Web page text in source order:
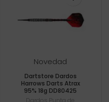
Novedad
Dartstore Dardos
Harrows Darts Atrax
95% 18g DD80425
Dardos Punta de